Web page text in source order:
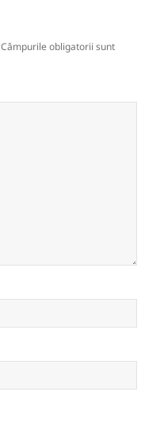
Câmpurile obligatorii sunt